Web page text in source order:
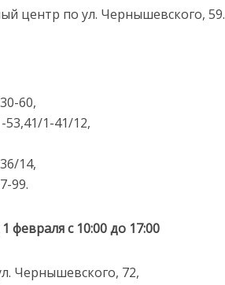
центр по ул. Чернышевского, 59.
60,
53,41/1-41/12,
14,
99.
февраля с 10:00 до 17:00
Чернышевского, 72,